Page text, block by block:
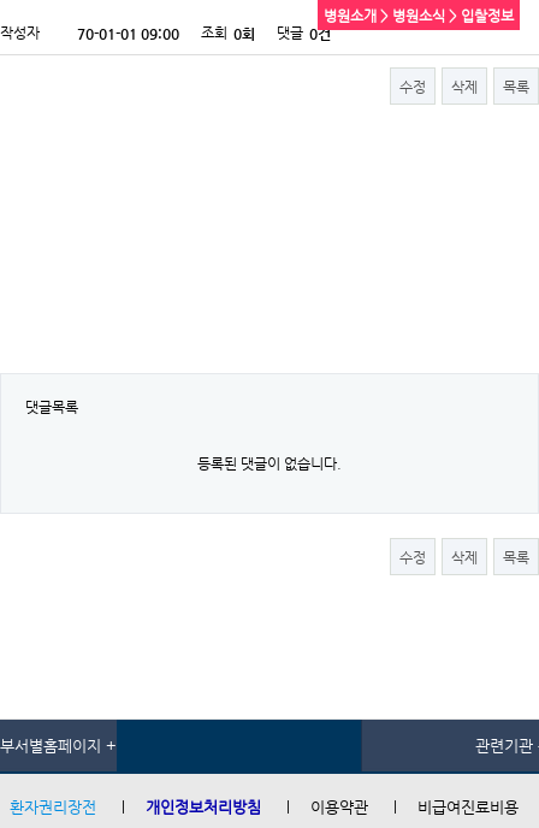
병원소개 > 병원소식 > 입찰정보
작성자
70-01-01 09:00 조회 0회 댓글 0건
수정 삭제 목록
댓글목록
등록된 댓글이 없습니다.
수정 삭제 목록
부서별홈페이지 + 관련기관
환자권리장전 개인정보처리방침 이용약관 비급여진료비용